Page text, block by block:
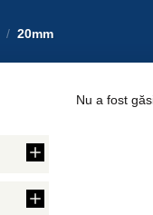
/ 20mm
Nu a fost